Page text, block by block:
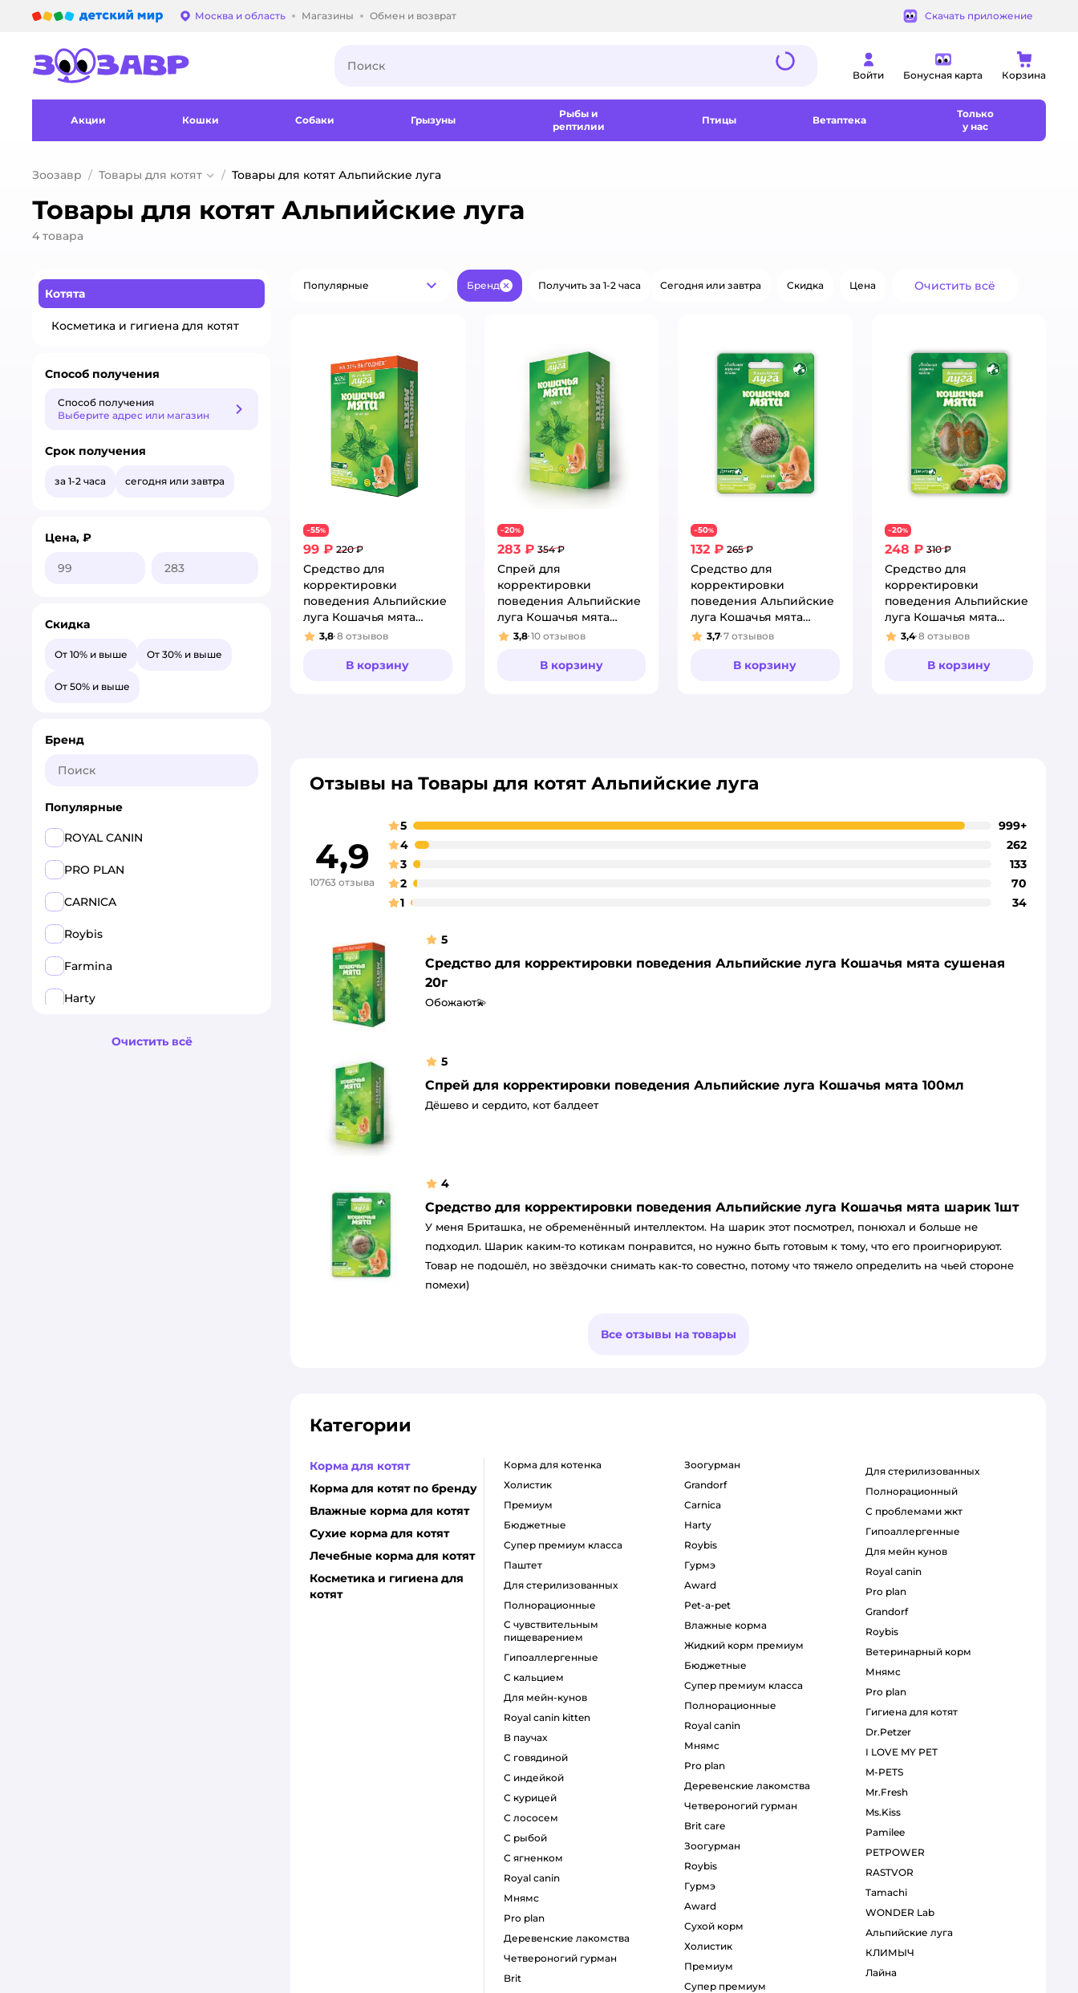
Выбор адреса доставки.
Москва и область Магазины Обмен и возврат Скачать приложение
Войти Бонусная карта Корзина
Акции Кошки Собаки Грызуны
Рыбы и
рептилии
Птицы Ветаптека
Только
у нас
Зоозавр Товары для котят Товары для котят Альпийские луга
Товары для котят Альпийские луга
4 товара
Популярные
Популярные Бренд ЗакрытьПолучить за 1-2 часа Сегодня или завтра Скидка Цена Очистить всё
−55%
99 ₽ 220 ₽
Средство для
корректировки
поведения Альпийские
луга Кошачья мята
сушеная 20г
Рейтинг:
3,8 8 отзывов
В корзину
−20%
283 ₽ 354 ₽
Спрей для
корректировки
поведения Альпийские
луга Кошачья мята
100мл
Рейтинг:
3,8 10 отзывов
В корзину
−50%
132 ₽ 265 ₽
Средство для
корректировки
поведения Альпийские
луга Кошачья мята
шарик 1шт
Рейтинг:
3,7 7 отзывов
В корзину
−20%
248 ₽ 310 ₽
Средство для
корректировки
поведения Альпийские
луга Кошачья мята
мышки 2шт
Рейтинг:
3,4 8 отзывов
В корзину
Отзывы на Товары для котят Альпийские луга
4,9
10763 отзыва
5
999+
4
262
3
133
2
70
1
34
5
Средство для корректировки поведения Альпийские луга Кошачья мята сушеная
20г
Обожают💫
5
Спрей для корректировки поведения Альпийские луга Кошачья мята 100мл
Дёшево и сердито, кот балдеет
4
Средство для корректировки поведения Альпийские луга Кошачья мята шарик 1шт
У меня Бриташка, не обременённый интеллектом. На шарик этот посмотрел, понюхал и больше не
подходил. Шарик каким-то котикам понравится, но нужно быть готовым к тому, что его проигнорируют.
Товар не подошёл, но звёздочки снимать как-то совестно, потому что тяжело определить на чьей стороне
помехи)
Все отзывы на товары
Категории
Корма для котят
Корма для котят по бренду
Влажные корма для котят
Сухие корма для котят
Лечебные корма для котят
Косметика и гигиена для
котят
корма для котенка
холистик
премиум
бюджетные
супер премиум класса
паштет
для стерилизованных
полнорационные
с чувствительным
пищеварением
гипоаллергенные
с кальцием
для мейн-кунов
royal canin kitten
в паучах
с говядиной
с индейкой
с курицей
с лососем
с рыбой
с ягненком
royal canin
мнямс
pro plan
деревенские лакомства
четвероногий гурман
brit
зоогурман
grandorf
carnica
harty
roybis
гурмэ
award
pet-a-pet
влажные корма
жидкий корм премиум
бюджетные
супер премиум класса
полнорационные
royal canin
мнямс
pro plan
деревенские лакомства
четвероногий гурман
brit care
зоогурман
roybis
гурмэ
award
сухой корм
холистик
премиум
супер премиум
для стерилизованных
полнорационный
с проблемами жкт
гипоаллергенные
для мейн кунов
royal canin
pro plan
grandorf
roybis
ветеринарный корм
мнямс
pro plan
гигиена для котят
Dr.Petzer
I LOVE MY PET
M-PETS
Mr.Fresh
Ms.Kiss
Pamilee
PETPOWER
RASTVOR
Tamachi
WONDER Lab
Альпийские луга
КЛИМЫЧ
Лайна
Котята
Косметика и гигиена для котят
Способ получения
Способ получения
Выберите адрес или магазин
Способ получения
Срок получения
за 1-2 часа сегодня или завтра
Цена, ₽
Скидка
От 10% и выше От 30% и выше
От 50% и выше
Бренд
Популярные
ROYAL CANIN
PRO PLAN
CARNICA
Roybis
Farmina
Harty
Очистить всё